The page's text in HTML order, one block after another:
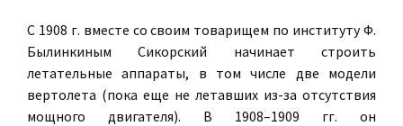
С 1908 г. вместе со своим товарищем по институту Ф.
Былинкиным Сикорский начинает строить
летательные аппараты, в том числе две модели
вертолета (пока еще не летавших из-за отсутствия
мощного двигателя). В 1908–1909 гг. он